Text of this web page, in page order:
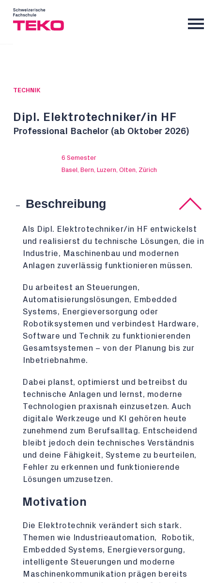
TECHNIK
Dipl. Elektrotechniker/in HF
Professional Bachelor (ab Oktober 2026)
6 Semester
Basel, Bern, Luzern, Olten, Zürich
Beschreibung
Als Dipl. Elektrotechniker/in HF entwickelst
und realisierst du technische Lösungen, die in
Industrie, Maschinenbau und modernen
Anlagen zuverlässig funktionieren müssen.
Du arbeitest an Steuerungen,
Automatisierungslösungen, Embedded
Systems, Energieversorgung oder
Robotiksystemen und verbindest Hardware,
Software und Technik zu funktionierenden
Gesamtsystemen – von der Planung bis zur
Inbetriebnahme.
Dabei planst, optimierst und betreibst du
technische Anlagen und lernst, moderne
Technologien praxisnah einzusetzen. Auch
digitale Werkzeuge und KI gehören heute
zunehmend zum Berufsalltag. Entscheidend
bleibt jedoch dein technisches Verständnis
und deine Fähigkeit, Systeme zu beurteilen,
Fehler zu erkennen und funktionierende
Lösungen umzusetzen.
Motivation
Die Elektrotechnik verändert sich stark.
Themen wie Industrieautomation, Robotik,
Embedded Systems, Energieversorgung,
intelligente Steuerungen und moderne
Maschinenkommunikation prägen bereits